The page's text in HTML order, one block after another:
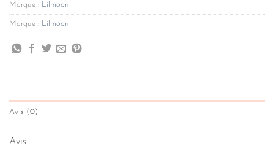
Marque : Lilmoon
Marque : Lilmoon
Avis (0)
Avis